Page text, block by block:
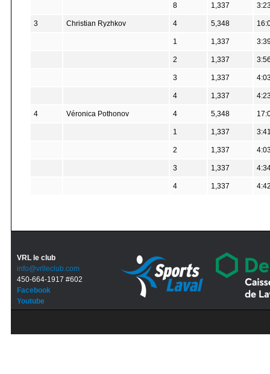
8 1,337
3 Christian Ryzhkov 4 5,348
1 1,337
2 1,337
3 1,337
4 1,337
4 Véronica Pothonov 4 5,348
1 1,337
2 1,337
3 1,337
4 1,337
VRL le club
info@vrlleclub.com
450-664-1917 #602
Facebook
Youtube